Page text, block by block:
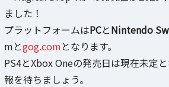
ました！
プラットフォームはPCとNintendo
mとgog.comとなります。
PS4とXbox Oneの発売日は現在未定
報を待ちましょう。